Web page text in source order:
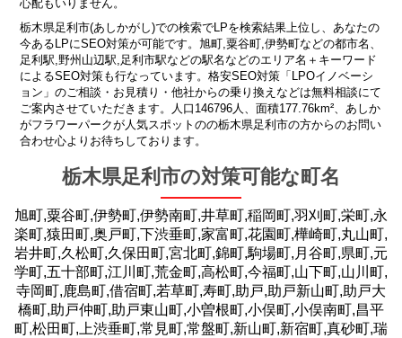
心配もいりません。
栃木県足利市(あしかがし)での検索でLPを検索結果上位し、あなたの
今あるLPにSEO対策が可能です。旭町,粟谷町,伊勢町などの都市名、
足利駅,野州山辺駅,足利市駅などの駅名などのエリア名＋キーワード
によるSEO対策も行なっています。格安SEO対策「LPOイノベーシ
ョン」のご相談・お見積り・他社からの乗り換えなどは無料相談にて
ご案内させていただきます。人口146796人、面積177.76km²、あしか
がフラワーパークが人気スポットのの栃木県足利市の方からのお問い
合わせ心よりお待ちしております。
栃木県足利市の対策可能な町名
旭町,粟谷町,伊勢町,伊勢南町,井草町,稲岡町,羽刈町,栄町,永
楽町,猿田町,奥戸町,下渋垂町,家富町,花園町,樺崎町,丸山町,
岩井町,久松町,久保田町,宮北町,錦町,駒場町,月谷町,県町,元
学町,五十部町,江川町,荒金町,高松町,今福町,山下町,山川町,
寺岡町,鹿島町,借宿町,若草町,寿町,助戸,助戸新山町,助戸大
橋町,助戸仲町,助戸東山町,小曽根町,小俣町,小俣南町,昌平
町,松田町,上渋垂町,常見町,常盤町,新山町,新宿町,真砂町,瑞